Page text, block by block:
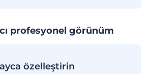
profesyonel görünüm
özelleştirin